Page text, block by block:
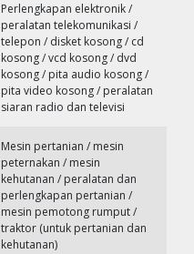
Perlengkapan elektronik /
peralatan telekomunikasi /
telepon / disket kosong / cd
kosong / vcd kosong / dvd
kosong / pita audio kosong /
pita video kosong / peralatan
siaran radio dan televisi
Mesin pertanian / mesin
peternakan / mesin
kehutanan / peralatan dan
perlengkapan pertanian /
mesin pemotong rumput /
traktor (untuk pertanian dan
kehutanan)